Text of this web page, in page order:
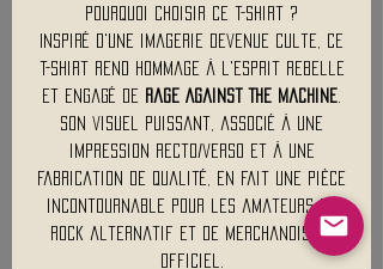
Pourquoi choisir ce t-shirt ?
Inspiré d'une imagerie devenue culte, ce
t-shirt rend hommage à l'esprit rebelle
et engagé de
Rage Against The Machine
Son visuel puissant, associé à une
impression recto/verso et à une
fabrication de qualité, en fait une pièce
incontournable pour les amateurs de
rock alternatif et de merchandising
officiel.